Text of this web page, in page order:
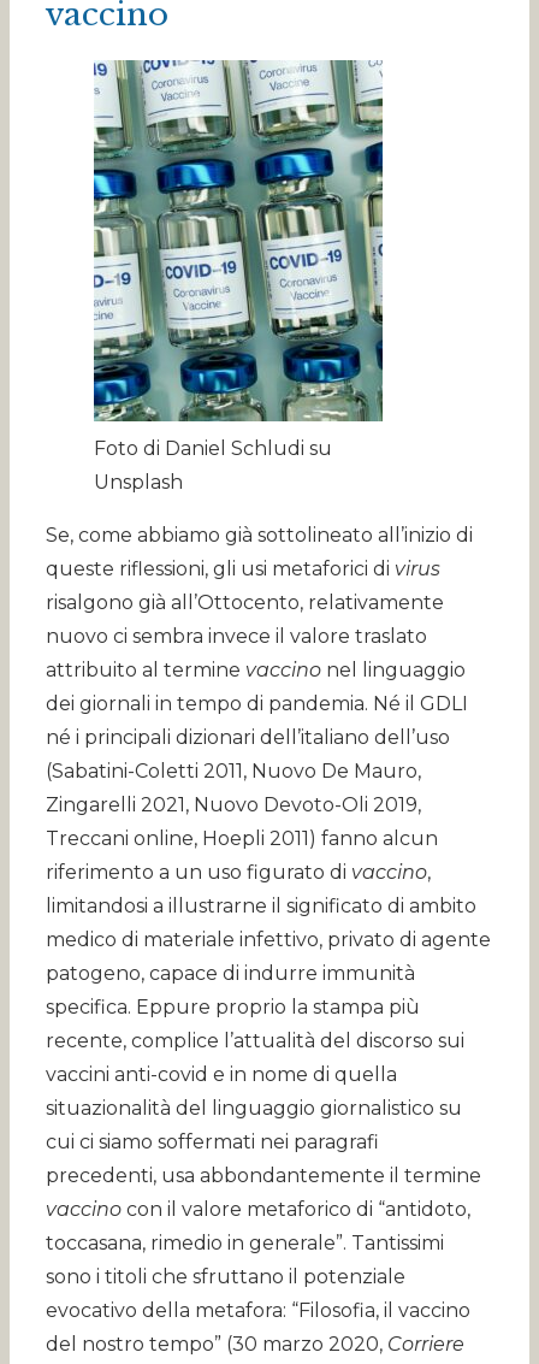
vaccino
Foto di Daniel Schludi su
Unsplash
Se, come abbiamo già sottolineato all’inizio di
queste riflessioni, gli usi metaforici di virus
risalgono già all’Ottocento, relativamente
nuovo ci sembra invece il valore traslato
attribuito al termine vaccino nel linguaggio
dei giornali in tempo di pandemia. Né il GDLI
né i principali dizionari dell’italiano dell’uso
(Sabatini-Coletti 2011, Nuovo De Mauro,
Zingarelli 2021, Nuovo Devoto-Oli 2019,
Treccani online, Hoepli 2011) fanno alcun
riferimento a un uso figurato di vaccino,
limitandosi a illustrarne il significato di ambito
medico di materiale infettivo, privato di agente
patogeno, capace di indurre immunità
specifica. Eppure proprio la stampa più
recente, complice l’attualità del discorso sui
vaccini anti-covid e in nome di quella
situazionalità del linguaggio giornalistico su
cui ci siamo soffermati nei paragrafi
precedenti, usa abbondantemente il termine
vaccino con il valore metaforico di “antidoto,
toccasana, rimedio in generale”. Tantissimi
sono i titoli che sfruttano il potenziale
evocativo della metafora: “Filosofia, il vaccino
del nostro tempo” (30 marzo 2020, Corriere